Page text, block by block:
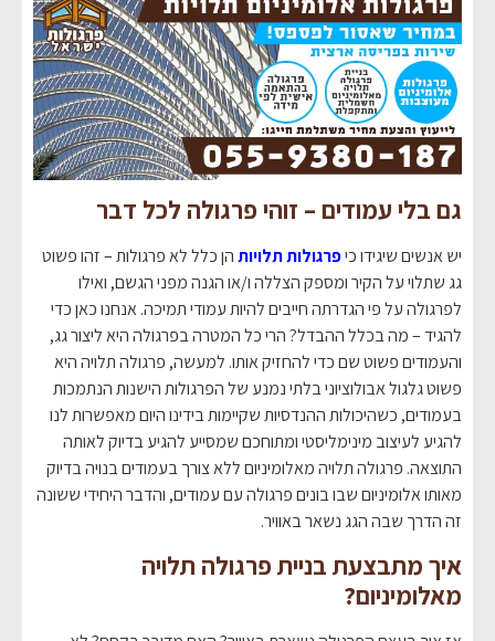
גם בלי עמודים – זוהי פרגולה לכל דבר
יש אנשים שיגידו כיפרגולות תלויותהן כלל לא פרגולות – זהו פשוט
גג שתלוי על הקיר ומספק הצללה ו/או הגנה מפני הגשם, ואילו
לפרגולה על פי הגדרתה חייבים להיות עמודי תמיכה. אנחנו כאן כדי
להגיד – מה בכלל ההבדל? הרי כל המטרה בפרגולה היא ליצור גג,
והעמודים פשוט שם כדי להחזיק אותו. למעשה, פרגולה תלויה היא
פשוט גלגול אבולוציוני בלתי נמנע של הפרגולות הישנות הנתמכות
בעמודים, כשהיכולות ההנדסיות שקיימות בידינו היום מאפשרות לנו
להגיע לעיצוב מינימליסטי ומתוחכם שמסייע להגיע בדיוק לאותה
התוצאה. פרגולה תלויה מאלומיניום ללא צורך בעמודים בנויה בדיוק
מאותו אלומיניום שבו בונים פרגולה עם עמודים, והדבר היחידי ששונה
זה הדרך שבה הגג נשאר באוויר.
איך מתבצעת בניית פרגולה תלויה
מאלומיניום?